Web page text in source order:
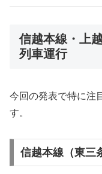
信越本線・上
列車運行
今回の発表で特に注
す。
信越本線（東三